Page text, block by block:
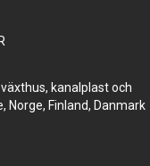
kanalplast och
Norge, Finland, Danmark